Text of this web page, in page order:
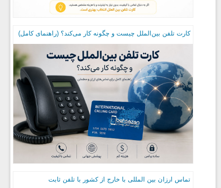
کارت تلفن بین‌الملل چیست و چگونه کار می‌کند؟ (راهنمای کامل)
تماس ارزان بین المللی با خارج از کشور با تلفن ثابت